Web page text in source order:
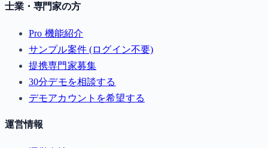
士業・専門家の方
Pro 機能紹介
サンプル案件 (ログイン不要)
提携専門家募集
30分デモを相談する
デモアカウントを希望する
運営情報